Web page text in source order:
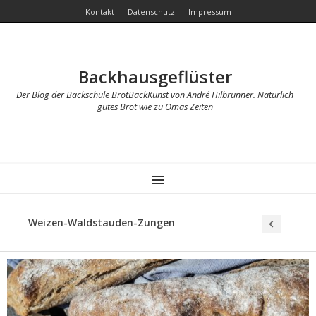
Kontakt Datenschutz Impressum
Backhausgeflüster
Der Blog der Backschule BrotBackKunst von André Hilbrunner. Natürlich
gutes Brot wie zu Omas Zeiten
MENU
Weizen-Waldstauden-Zungen